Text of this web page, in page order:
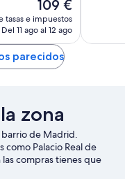
precio
actual
de
109 €
109 €
tasas e impuestos
Del 11 ago al 12 ago
parecidos
zona
de Madrid.
Palacio Real de
compras tienes que
¿Te apetece